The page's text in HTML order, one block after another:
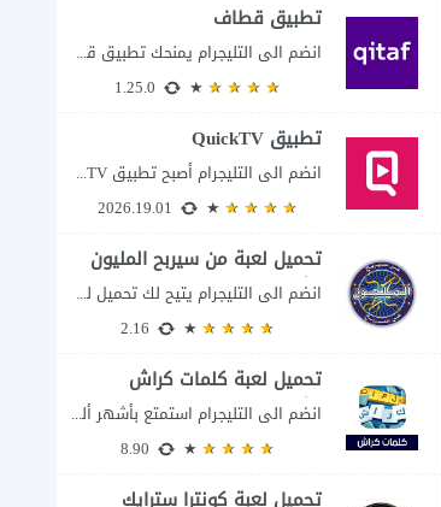
تطبيق قطاف
انضم الى التليجرام يمنحك تطبيق قطاف طريقة سهلة لمتابعة نقاط المكافآت والاستفادة منها في...
تطبيق QuickTV
انضم الى التليجرام أصبح تطبيق QuickTV من التطبيقات التي تستهدف محبي المسلسلات السريعة، إذ...
تحميل لعبة من سيربح المليون
للكمبيوتر
انضم الى التليجرام يتيح لك تحميل لعبة من سيربح المليون للكمبيوتر خوض تجربة مسابقات...
تحميل لعبة كلمات كراش
للكمبيوتر
انضم الى التليجرام استمتع بأشهر ألغاز الكلمات العربية على شاشة الكمبيوتر يتيح لك تحميل...
تحميل لعبة كونترا سترايك